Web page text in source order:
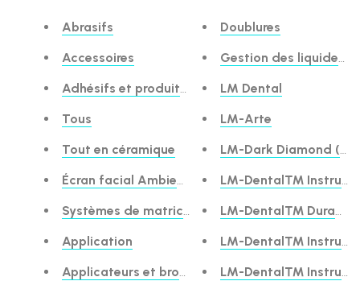
Abrasifs
Accessoires
Adhésifs et produits de gravure
Tous
Tout en céramique
Écran facial Ambience™
Systèmes de matrice antérieure
Application
Applicateurs et brosses, Divers
Doublures
Gestion des liquides
LM Dental
LM-Arte
LM-Dark Diamond
LM-Dental™
LM-Dental™
LM-Dental™
LM-Dental™